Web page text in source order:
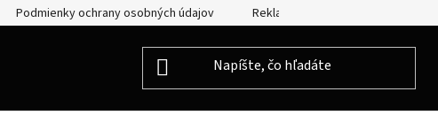
Podmienky ochrany osobných údajov Reklamácie